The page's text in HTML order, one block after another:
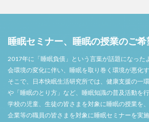
睡眠セミナー、睡眠の授業のご
2017年に「睡眠負債」という言葉が話題になった
会環境の変化に伴い、睡眠を取り巻く環境が悪化
そこで、日本快眠生活研究所では、健康支援の一
や「睡眠のとり方」など、睡眠知識の普及活動を
学校の児童、生徒の皆さまを対象に睡眠の授業を
企業等の職員の皆さまを対象に睡眠セミナーを実施